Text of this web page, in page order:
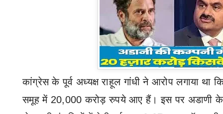
कांग्रेस के पूर्व अध्यक्ष राहूल गांधी ने आरोप लगाया था
समूह में 20,000 करोड़ रुपये आए हैं। इस पर अडाणी